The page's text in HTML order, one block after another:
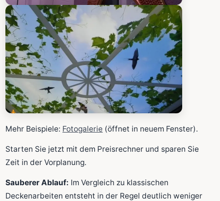
Mehr Beispiele: Fotogalerie (öffnet in neuem Fenster).
Starten Sie jetzt mit dem Preisrechner und sparen Sie
Zeit in der Vorplanung.
Sauberer Ablauf: Im Vergleich zu klassischen
Deckenarbeiten entsteht in der Regel deutlich weniger